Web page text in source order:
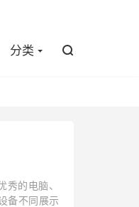
分类 
的电脑、
备不同展示